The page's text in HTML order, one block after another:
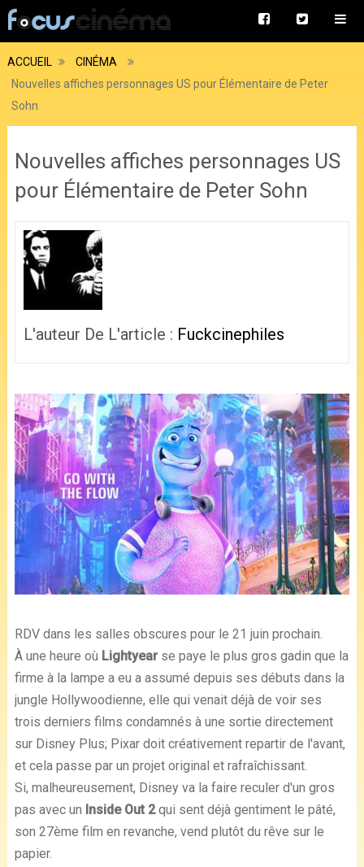
ACCUEIL
CINÉMA
Nouvelles affiches personnages US pour Élémentaire de Peter
Sohn
Nouvelles affiches personnages US
pour Élémentaire de Peter Sohn
L'auteur De L'article : Fuckcinephiles
RDV dans les salles obscures pour le 21 juin prochain.
À une heure où Lightyearse paye le plus gros gadin que la
firme à la lampe a eu a assumé depuis ses débuts dans la
jungle Hollywoodienne, elle qui venait déjà de voir ses
trois derniers films condamnés à une sortie directement
sur Disney Plus; Pixar doit créativement repartir de l'avant,
et cela passe par un projet original et rafraîchissant.
Si, malheureusement, Disney va la faire reculer d'un gros
pas avec un Inside Out 2qui sent déjà gentiment le pâté,
son 27ème film en revanche, vend plutôt du rêve sur le
papier.